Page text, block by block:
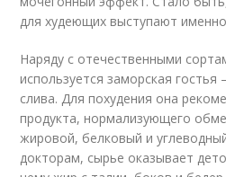
для худеющих выступают
Наряду с отечественными
используется заморская гостья
слива. Для похудения она
продукта, нормализующего
жировой, белковый и
докторам, сырье оказывает